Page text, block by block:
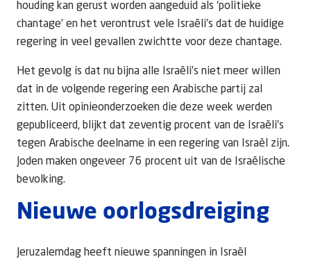
houding kan gerust worden aangeduid als ‘politieke
chantage’ en het verontrust vele Israëli’s dat de huidige
regering in veel gevallen zwichtte voor deze chantage.
Het gevolg is dat nu bijna alle Israëli’s niet meer willen
dat in de volgende regering een Arabische partij zal
zitten. Uit opinieonderzoeken die deze week werden
gepubliceerd, blijkt dat zeventig procent van de Israëli’s
tegen Arabische deelname in een regering van Israël zijn.
Joden maken ongeveer 76 procent uit van de Israëlische
bevolking.
Nieuwe oorlogsdreiging
Jeruzalemdag heeft nieuwe spanningen in Israël